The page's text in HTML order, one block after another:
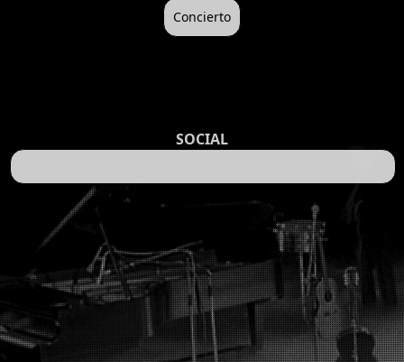
Concierto
SOCIAL